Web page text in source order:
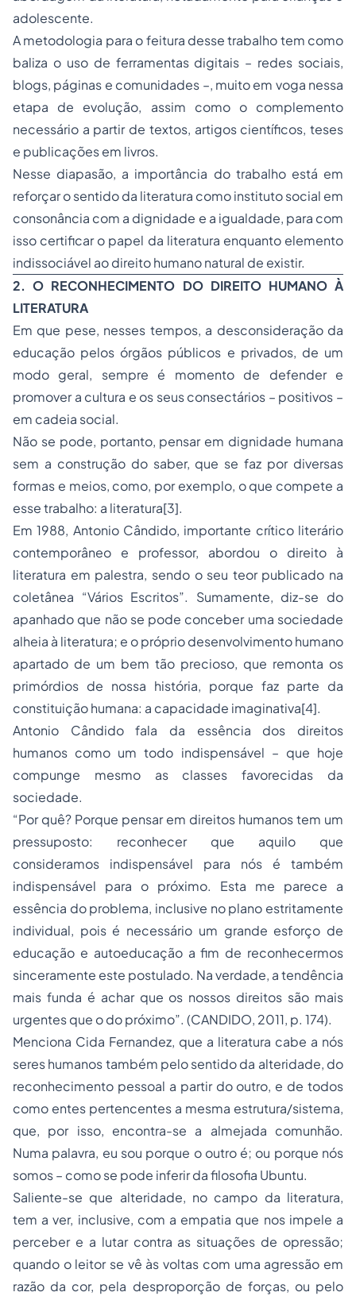
adolescente.
A metodologia para o feitura desse trabalho tem como
baliza o uso de ferramentas digitais – redes sociais,
blogs, páginas e comunidades –, muito em voga nessa
etapa de evolução, assim como o complemento
necessário a partir de textos, artigos científicos, teses
e publicações em livros.
Nesse diapasão, a importância do trabalho está em
reforçar o sentido da literatura como instituto social em
consonância com a dignidade e a igualdade, para com
isso certificar o papel da literatura enquanto elemento
indissociável ao direito humano natural de existir.
2. O RECONHECIMENTO DO DIREITO HUMANO À
LITERATURA
Em que pese, nesses tempos, a desconsideração da
educação pelos órgãos públicos e privados, de um
modo geral, sempre é momento de defender e
promover a cultura e os seus consectários – positivos –
em cadeia social.
Não se pode, portanto, pensar em dignidade humana
sem a construção do saber, que se faz por diversas
formas e meios, como, por exemplo, o que compete a
esse trabalho: a literatura[3].
Em 1988, Antonio Cândido, importante crítico literário
contemporâneo e professor, abordou o direito à
literatura em palestra, sendo o seu teor publicado na
coletânea “Vários Escritos”. Sumamente, diz-se do
apanhado que não se pode conceber uma sociedade
alheia à literatura; e o próprio desenvolvimento humano
apartado de um bem tão precioso, que remonta os
primórdios de nossa história, porque faz parte da
constituição humana: a capacidade imaginativa[4].
Antonio Cândido fala da essência dos direitos
humanos como um todo indispensável – que hoje
compunge mesmo as classes favorecidas da
sociedade.
“Por quê? Porque pensar em direitos humanos tem um
pressuposto: reconhecer que aquilo que
consideramos indispensável para nós é também
indispensável para o próximo. Esta me parece a
essência do problema, inclusive no plano estritamente
individual, pois é necessário um grande esforço de
educação e autoeducação a fim de reconhecermos
sinceramente este postulado. Na verdade, a tendência
mais funda é achar que os nossos direitos são mais
urgentes que o do próximo”. (CANDIDO, 2011, p. 174).
Menciona Cida Fernandez, que a literatura cabe a nós
seres humanos também pelo sentido da alteridade, do
reconhecimento pessoal a partir do outro, e de todos
como entes pertencentes a mesma estrutura/sistema,
que, por isso, encontra-se a almejada comunhão.
Numa palavra, eu sou porque o outro é; ou porque nós
somos – como se pode inferir da filosofia Ubuntu.
Saliente-se que alteridade, no campo da literatura,
tem a ver, inclusive, com a empatia que nos impele a
perceber e a lutar contra as situações de opressão;
quando o leitor se vê às voltas com uma agressão em
razão da cor, pela desproporção de forças, ou pelo